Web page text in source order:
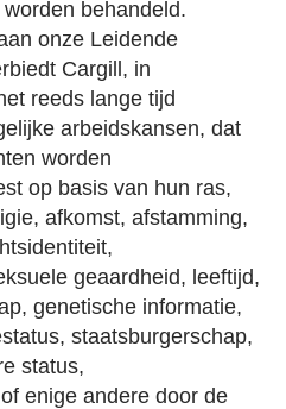
behandeld.
onze Leidende
Cargill, in
reeds lange tijd
arbeidskansen, dat
worden
op basis van hun ras,
afkomst, afstamming,
geaardheid, leeftijd,
genetische informatie,
staatsburgerschap,
status,
enige andere door de